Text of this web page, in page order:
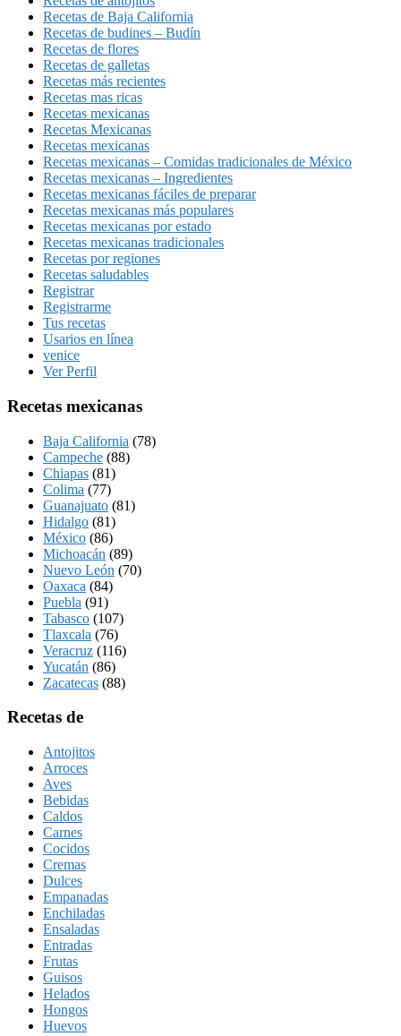
Recetas de Baja California
Recetas de budines – Budín
Recetas de flores
Recetas de galletas
Recetas más recientes
Recetas mas ricas
Recetas mexicanas
Recetas Mexicanas
Recetas mexicanas
Recetas mexicanas – Comidas tradicionales de México
Recetas mexicanas – Ingredientes
Recetas mexicanas fáciles de preparar
Recetas mexicanas más populares
Recetas mexicanas por estado
Recetas mexicanas tradicionales
Recetas por regiones
Recetas saludables
Registrar
Registrarme
Tus recetas
Usarios en línea
venice
Ver Perfil
Recetas mexicanas
Baja California (78)
Campeche (88)
Chiapas (81)
Colima (77)
Guanajuato (81)
Hidalgo (81)
México (86)
Michoacán (89)
Nuevo León (70)
Oaxaca (84)
Puebla (91)
Tabasco (107)
Tlaxcala (76)
Veracruz (116)
Yucatán (86)
Zacatecas (88)
Recetas de
Antojitos
Arroces
Aves
Bebidas
Caldos
Carnes
Cocidos
Cremas
Dulces
Empanadas
Enchiladas
Ensaladas
Entradas
Frutas
Guisos
Helados
Hongos
Huevos